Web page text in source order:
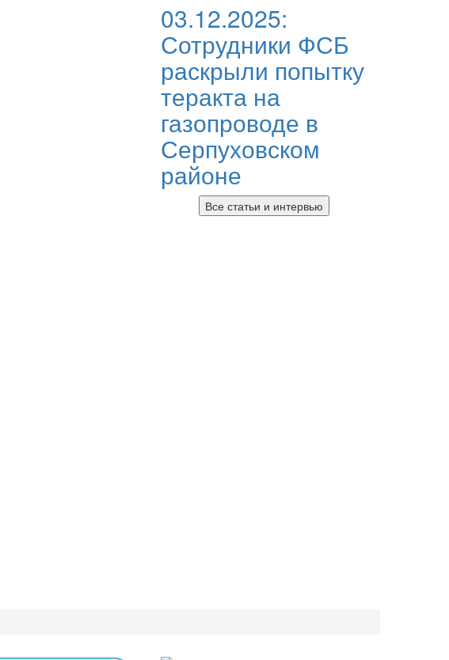
03.12.2025:
Сотрудники ФСБ
раскрыли попытку
теракта на
газопроводе в
Серпуховском
районе
Все статьи и интервью